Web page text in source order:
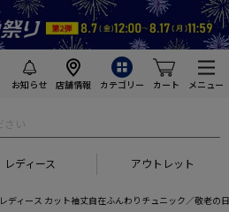
お知らせ 店舗情報 カテゴリー カート メニュー
レディース アウトレット
レディース カット袖丈自在ふんわりチュニック／敬老